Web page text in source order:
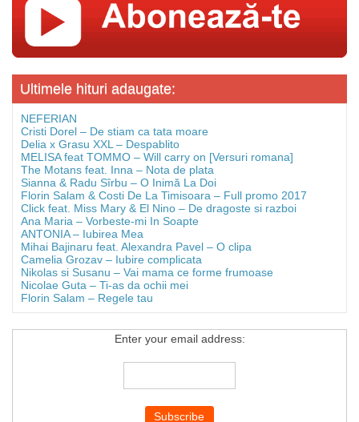
Ultimele hituri adaugate:
NEFERIAN
Cristi Dorel – De stiam ca tata moare
Delia x Grasu XXL – Despablito
MELISA feat TOMMO – Will carry on [Versuri romana]
The Motans feat. Inna – Nota de plata
Sianna & Radu Sîrbu – O Inimă La Doi
Florin Salam & Costi De La Timisoara – Full promo 2017
Click feat. Miss Mary & El Nino – De dragoste si razboi
Ana Maria – Vorbeste-mi In Soapte
ANTONIA – Iubirea Mea
Mihai Bajinaru feat. Alexandra Pavel – O clipa
Camelia Grozav – Iubire complicata
Nikolas si Susanu – Vai mama ce forme frumoase
Nicolae Guta – Ti-as da ochii mei
Florin Salam – Regele tau
Enter your email address: